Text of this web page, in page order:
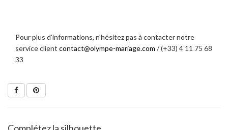
Pour plus d'informations, n'hésitez pas à contacter notre
service client contact@olympe-mariage.com / (+33) 4 11 75 68
33